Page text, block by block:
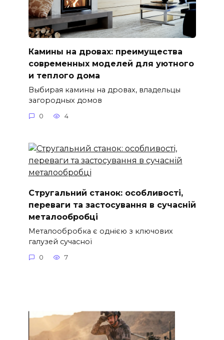
Камины на дровах: преимущества
современных моделей для уютного
и теплого дома
Выбирая камины на дровах, владельцы
загородных домов
0 4
Стругальний станок: особливості,
переваги та застосування в сучасній
металообробці
Металообробка є однією з ключових
галузей сучасної
0 7